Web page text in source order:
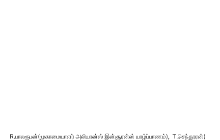
R.பாலரூபன்(முகாமையாளர் அலியான்ஸ் இன்சூரன்ஸ் யாழ்ப்பாணம்), T.செந்தூரன்(